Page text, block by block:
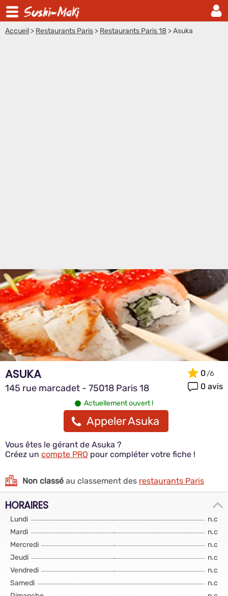
Accueil > Restaurants Paris > Restaurants Paris 18 >Asuka
ASUKA
145 rue marcadet - 75018 Paris 18
0
0 avis
Actuellement ouvert !
Appeler Asuka
Vous êtes le gérant de Asuka ?
Créez un compte PRO pour compléter votre fiche !
Non classé au classement des restaurants Paris
HORAIRES
Lundi
n.c
Mardi
n.c
Mercredi
n.c
Jeudi
n.c
Vendredi
n.c
Samedi
n.c